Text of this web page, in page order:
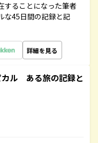
することになった筆者
な45日間の記録と記
詳細を見る
カル ある旅の記録と